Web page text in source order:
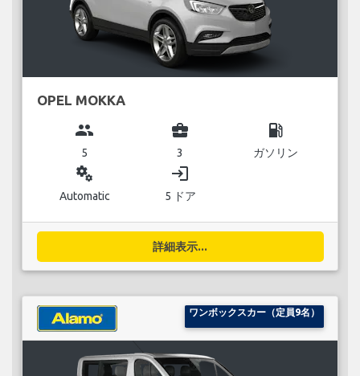
OPEL MOKKA
group
5
business_center
3
local_gas_station
ガソリン
miscellaneous_services
Automatic
login
5 ドア
詳細表示...
ワンボックスカー（定員9名）